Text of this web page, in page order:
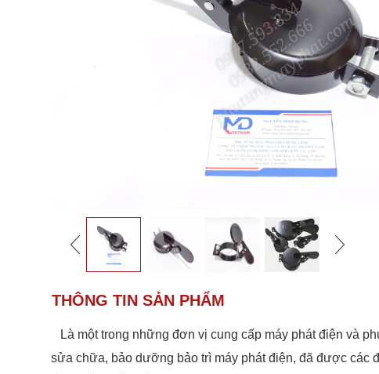
THÔNG TIN SẢN PHẨM
Là một trong những đơn vị cung cấp máy phát điện và
sửa chữa, bảo dưỡng bảo trì máy phát điện, đã được các